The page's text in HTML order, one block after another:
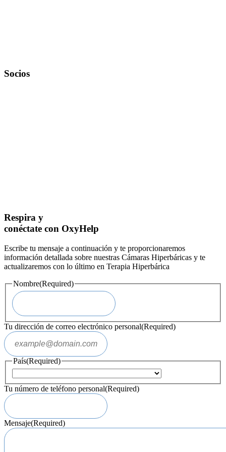
Socios
Respira y
conéctate con OxyHelp
Escribe tu mensaje a continuación y te proporcionaremos
información detallada sobre nuestras Cámaras Hiperbáricas y te
actualizaremos con lo último en Terapia Hiperbárica
Nombre(Required)
Tu dirección de correo electrónico personal(Required)
País(Required)
Tu número de teléfono personal(Required)
Mensaje(Required)